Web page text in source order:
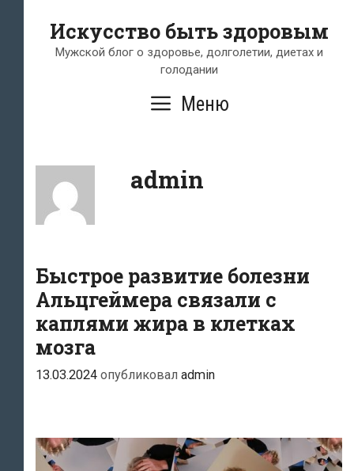
содержимому
Искусство быть здоровым
Мужской блог о здоровье, долголетии, диетах и
голодании
Меню
admin
Быстрое развитие болезни
Альцгеймера связали с
каплями жира в клетках
мозга
13.03.2024 опубликовал admin